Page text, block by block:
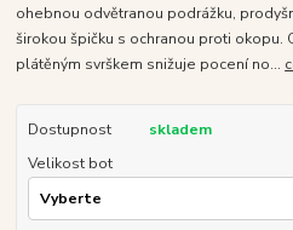
ohebnou odvětranou podrážku,
širokou špičku s ochranou proti okopu.
plátěným svrškem snižuje pocení no...
Dostupnost
skladem
Velikost bot